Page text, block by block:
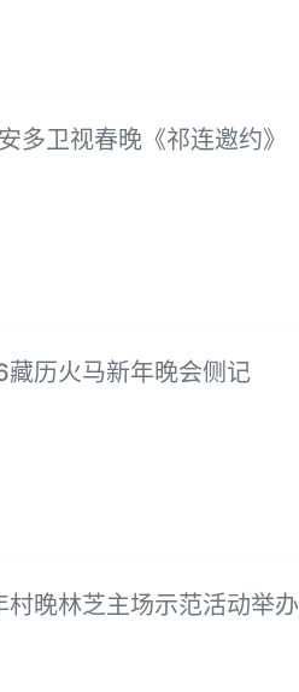
多卫视春晚《祁连邀约》
历火马新年晚会侧记
晚林芝主场示范活动举办